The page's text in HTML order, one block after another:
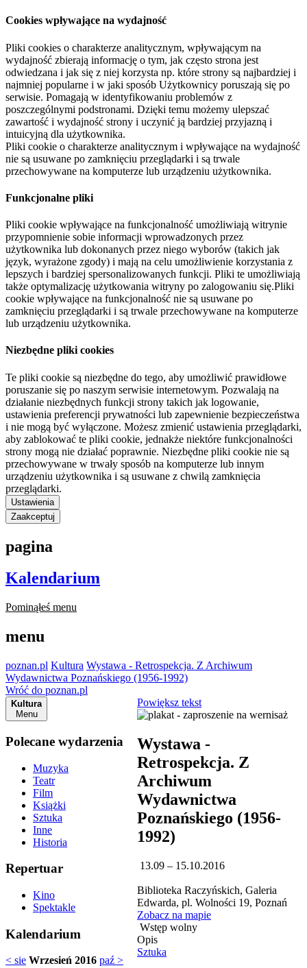
Cookies wpływające na wydajność
Pliki cookies o charakterze analitycznym, wpływającym na
wydajność zbierają informację o tym, jak często strona jest
odwiedzana i jak się z niej korzysta np. które strony są najbardziej i
najmniej popularne i w jaki sposób Użytkownicy poruszają się po
serwisie. Pomagają w identyfikowaniu problemów z
poszczególnymi podstronami. Dzięki temu możemy ulepszać
zawartość i wydajność strony i uczynić ją bardziej przyjazną i
intuicyjną dla użytkownika.
Pliki cookie o charakterze analitycznym i wpływające na wydajność
nie są usuwane po zamknięciu przeglądarki i są trwale
przechowywane na komputerze lub urządzeniu użytkownika.
Funkcjonalne pliki
Pliki cookie wpływające na funkcjonalność umożliwiają witrynie
przypomnienie sobie informacji wprowadzonych przez
użytkownika lub dokonanych przez niego wyborów (takich jak
język, wyrażone zgody) i mają na celu umożliwienie korzystania z
lepszych i bardziej spersonalizowanych funkcji. Pliki te umożliwiają
także optymalizację użytkowania witryny po zalogowaniu się.Pliki
cookie wpływające na funkcjonalność nie są usuwane po
zamknięciu przeglądarki i są trwale przechowywane na komputerze
lub urządzeniu użytkownika.
Niezbędne pliki cookies
Te pliki cookie są niezbędne do tego, aby umożliwić prawidłowe
poruszanie się po naszym serwisie internetowym. Pozwalają na
działanie niezbędnych funkcji strony takich jak logowanie,
ustawienia preferencji prywatności lub zapewnienie bezpieczeństwa
i nie mogą być wyłączone. Możesz zmienić ustawienia przeglądarki,
aby zablokować te pliki cookie, jednakże niektóre funkcjonalności
strony mogą nie działać poprawnie. Niezbędne pliki cookie nie są
przechowywane w trwały sposób na komputerze lub innym
urządzeniu użytkownika i są usuwane z chwilą zamknięcia
przeglądarki.
Ustawienia
Zaakceptuj
pagina
Kalendarium
Pominąłeś menu
menu
poznan.pl Kultura Wystawa - Retrospekcja. Z Archiwum
Wydawnictwa Poznańskiego (1956-1992)
Wróć do poznan.pl
Kultura
Menu
Polecane wydarzenia
Muzyka
Teatr
Film
Książki
Sztuka
Inne
Historia
Repertuar
Kino
Spektakle
Kalendarium
< sie Wrzesień 2016 paź >
Powiększ tekst
Wystawa -
Retrospekcja. Z
Archiwum
Wydawnictwa
Poznańskiego (1956-
1992)
13.09 – 15.10.2016
Biblioteka Raczyńskich, Galeria
Edwarda, pl. Wolności 19, Poznań
Zobacz na mapie
Wstęp wolny
Opis
Sztuka